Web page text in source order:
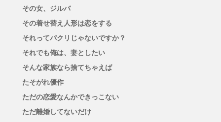
その女、ジルバ
その着せ替え人形は恋をする
それってパクリじゃないですか？
それでも俺は、妻としたい
そんな家族なら捨てちゃえば
たそがれ優作
ただの恋愛なんかできっこない
ただ離婚してないだけ